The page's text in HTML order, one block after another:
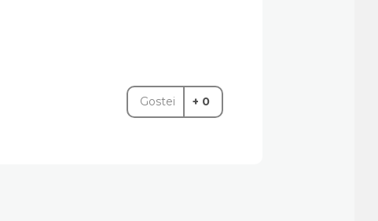
Gostei + 0